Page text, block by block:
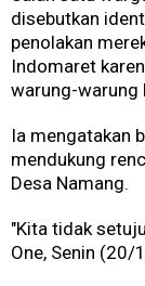
disebutkan
penolakan
Indomaret
warung-warung
Ia mengatakan
mendukung
Desa Namang.
"Kita tidak
One, Senin